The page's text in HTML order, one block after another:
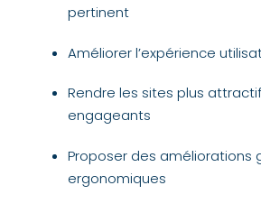
pertinent
Améliorer l’expérience
Rendre les sites plus
engageants
Proposer des améliorations
ergonomiques